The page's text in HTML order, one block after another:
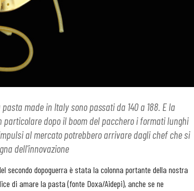
made in Italy sono passati da 140 a 188. E la
dopo il boom del pacchero i formati lunghi
al mercato potrebbero arrivare dagli chef che si
dell'innovazione
secondo dopoguerra è stata la colonna portante della nostra
di amare la pasta (fonte Doxa/Aidepi), anche se ne